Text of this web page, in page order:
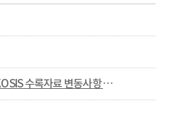
2026년 5월 KOSIS 수록자료 변동사항 안내